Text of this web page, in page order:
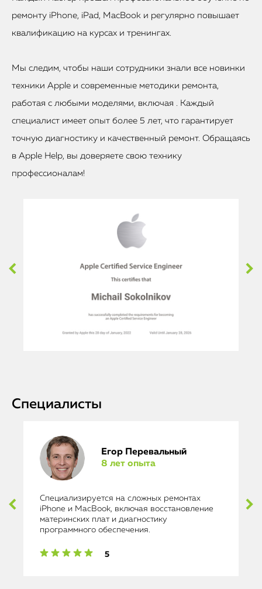
ремонту iPhone, iPad, MacBook и регулярно повышает
квалификацию на курсах и тренингах.
Мы следим, чтобы наши сотрудники знали все новинки
техники Apple и современные методики ремонта,
работая с любыми моделями, включая . Каждый
специалист имеет опыт более 5 лет, что гарантирует
точную диагностику и качественный ремонт. Обращаясь
в Apple Help, вы доверяете свою технику
профессионалам!
Специалисты
Егор Перевальный
8 лет опыта
Специализируется на сложных ремонтах
iPhone и MacBook, включая восстановление
материнских плат и диагностику
программного обеспечения.
5